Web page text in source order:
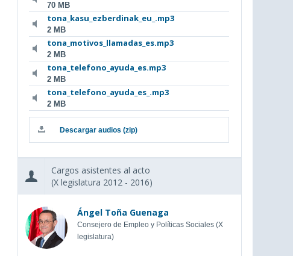
70 MB
tona_kasu_ezberdinak_eu_.mp3
2 MB
tona_motivos_llamadas_es.mp3
2 MB
tona_telefono_ayuda_es.mp3
2 MB
tona_telefono_ayuda_es_.mp3
2 MB
Descargar audios (zip)
Cargos asistentes al acto
(X legislatura 2012 - 2016)
Ángel Toña Guenaga
Consejero de Empleo y Políticas Sociales (X
legislatura)